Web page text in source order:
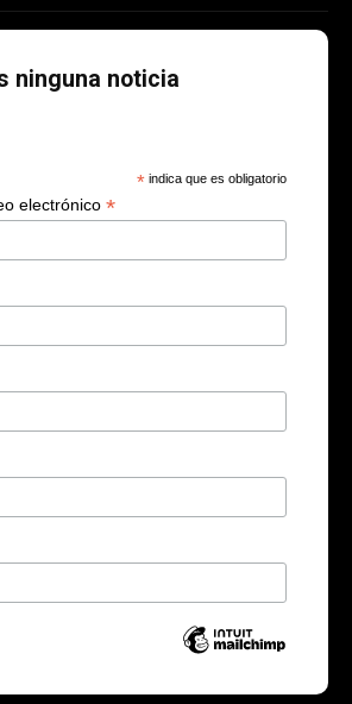
ninguna noticia
* indica que es obligatorio
electrónico *